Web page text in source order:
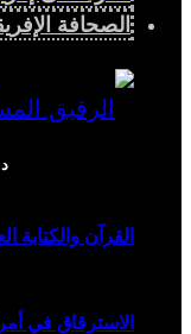
القرآن والكتابة
الاسترقاق في
الصحافة